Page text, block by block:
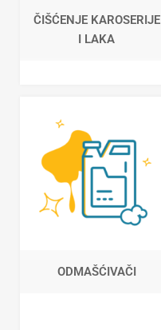
ČIŠĆENJE KAROSERIJE
I LAKA
ODMAŠĆIVAČI